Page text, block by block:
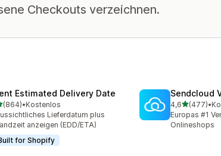
Checkouts verzeichnen.
Estimated Delivery Date
5 Sternen
(864) insgesamt
•Kostenlos
Lieferdatum plus
anzeigen (EDD/ETA)
for Shopify
Sendcloud
4,6von 5
(477)
477 •
Europas #1
Onlineshops